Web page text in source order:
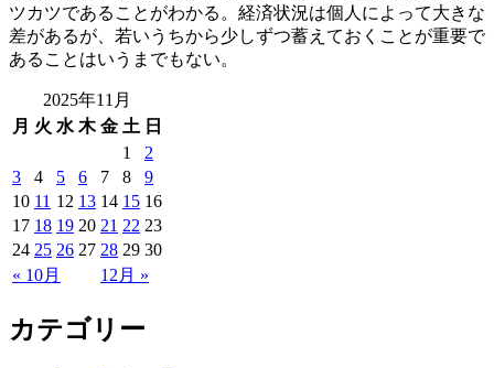
ツカツであることがわかる。経済状況は個人によって大きな
差があるが、若いうちから少しずつ蓄えておくことが重要で
あることはいうまでもない。
2025年11月
月 火 水 木 金 土 日
« 10月 12月 »
1
2
3
4 5 6 7 8
9
10 11 12 13 14 15 16
17 18 19 20 21 22 23
24 25 26 27 28 29 30
カテゴリー